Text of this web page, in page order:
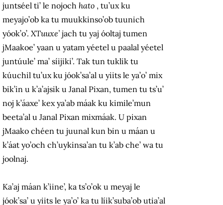
juntséel ti’ le nojoch hato , tu’ux ku
meyajo’ob ka tu muukkinso’ob tuunich
yóok’o’. XTuuxe’ jach tu yaj óoltaj tumen
jMaakoe’ yaan u yatam yéetel u paalal yéetel
juntúule’ ma’ síijiki’. Tak tun tuklik tu
kúuchil tu’ux ku jóok’sa’al u yiits le ya’o’ mix
bik’in u k’a’ajsik u Janal Pixan, tumen tu ts’u’
noj k’áaxe’ kex ya’ab máak ku kimile’mun
beeta’al u Janal Pixan mixmáak. U pixan
jMaako chéen tu juunal kun bin u máan u
k’áat yo’och ch’uykinsa’an tu k’ab che’ wa tu
joolnaj.
Ka’aj máan k’iine’, ka ts’o’ok u meyaj le
jóok’sa’ u yiits le ya’o’ ka tu líik’suba’ob utia’al